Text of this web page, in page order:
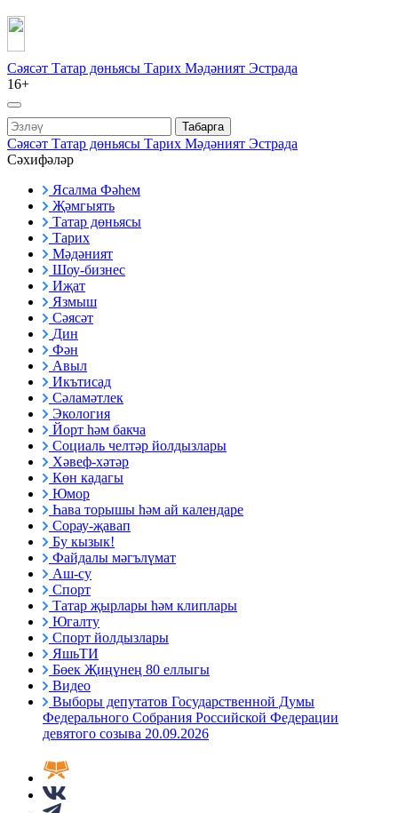
Сәясәт Татар дөньясы Тарих Мәдәният Эстрада
16+
Табарга
Сәясәт Татар дөньясы Тарих Мәдәният Эстрада
Сәхифәләр
Ясалма Фәһем
Җәмгыять
Татар дөньясы
Тарих
Мәдәният
Шоу-бизнес
Иҗат
Язмыш
Сәясәт
Дин
Фән
Авыл
Икътисад
Сәламәтлек
Экология
Йорт һәм бакча
Социаль челтәр йолдызлары
Хәвеф-хәтәр
Көн кадагы
Юмор
Һава торышы һәм ай календаре
Сорау-җавап
Бу кызык!
Файдалы мәгълүмат
Аш-су
Спорт
Татар җырлары һәм клиплары
Югалту
Спорт йолдызлары
ЯшьТИ
Бөек Җиңүнең 80 еллыгы
Видео
Выборы депутатов Государственной Думы
Федерального Собрания Российской Федерации
девятого созыва 20.09.2026